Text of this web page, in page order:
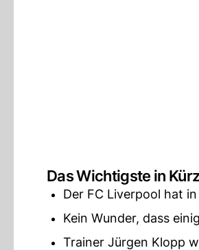
Das Wichtigste in
Der FC Liverpool hat
Kein Wunder, dass
Trainer Jürgen Klopp